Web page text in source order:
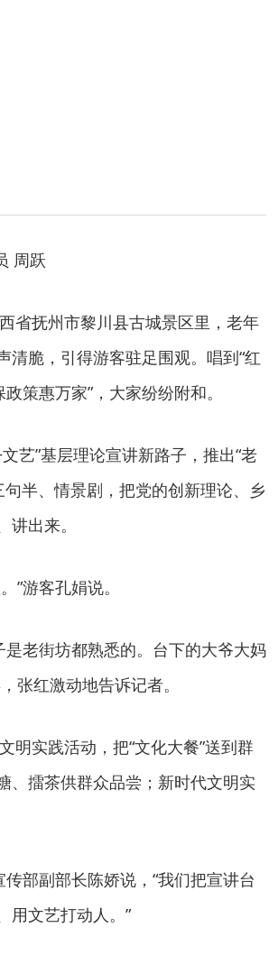
周跃
抚州市黎川县古城景区里，老年
脆，引得游客驻足围观。唱到“红
策惠万家”，大家纷纷附和。
”基层理论宣讲新路子，推出“老
半、情景剧，把党的创新理论、乡
出来。
游客孔娟说。
老街坊都熟悉的。台下的大爷大妈
张红激动地告诉记者。
实践活动，把“文化大餐”送到群
、擂茶供群众品尝；新时代文明实
部副部长陈娇说，“我们把宣讲台
用文艺打动人。”